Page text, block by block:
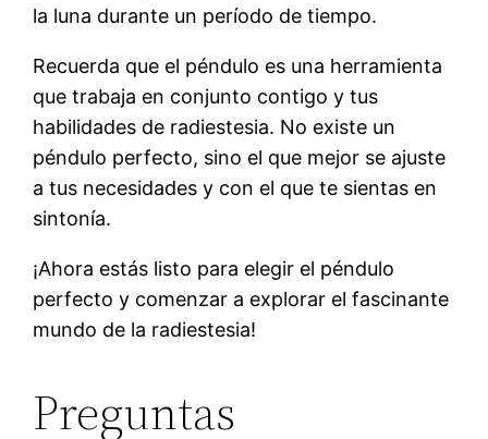
la luna durante un período de tiempo.
Recuerda que el péndulo es una herramienta
que trabaja en conjunto contigo y tus
habilidades de radiestesia. No existe un
péndulo perfecto, sino el que mejor se ajuste
a tus necesidades y con el que te sientas en
sintonía.
¡Ahora estás listo para elegir el péndulo
perfecto y comenzar a explorar el fascinante
mundo de la radiestesia!
Preguntas